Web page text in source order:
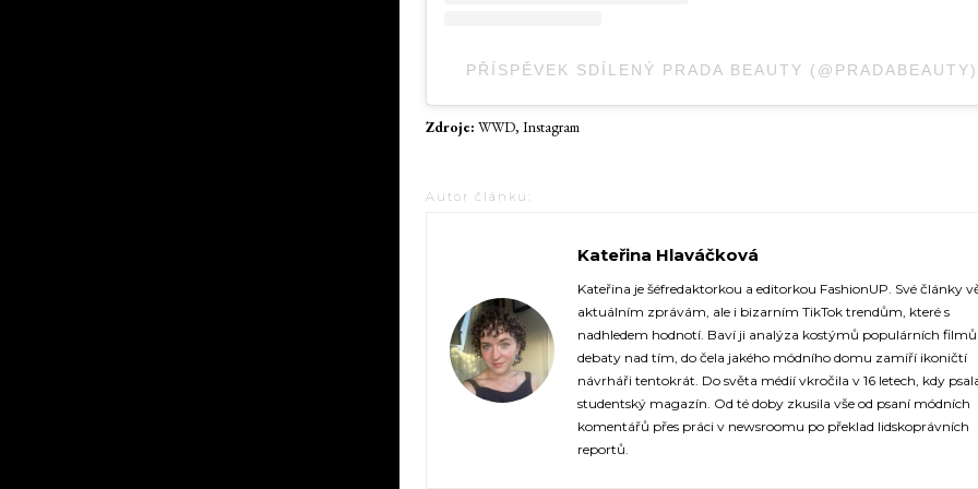
PŘÍSPĚVEK SDÍLENÝ PRADA BEAUTY (@PRADABEAUTY)
Zdroje: WWD, Instagram
Autor článku:
Kateřina Hlaváčková
https://fashionup.cz/author/katerina-hlavackova/
Kateřina je šéfredaktorkou a editorkou FashionUP. Své články
aktuálním zprávám, ale i bizarním TikTok trendům, které s
nadhledem hodnotí. Baví ji analýza kostýmů populárních
debaty nad tím, do čela jakého módního domu zamíří ikoničtí
návrháři tentokrát. Do světa médií vkročila v 16 letech, kdy
studentský magazín. Od té doby zkusila vše od psaní módních
komentářů přes práci v newsroomu po překlad lidskoprávních
reportů.